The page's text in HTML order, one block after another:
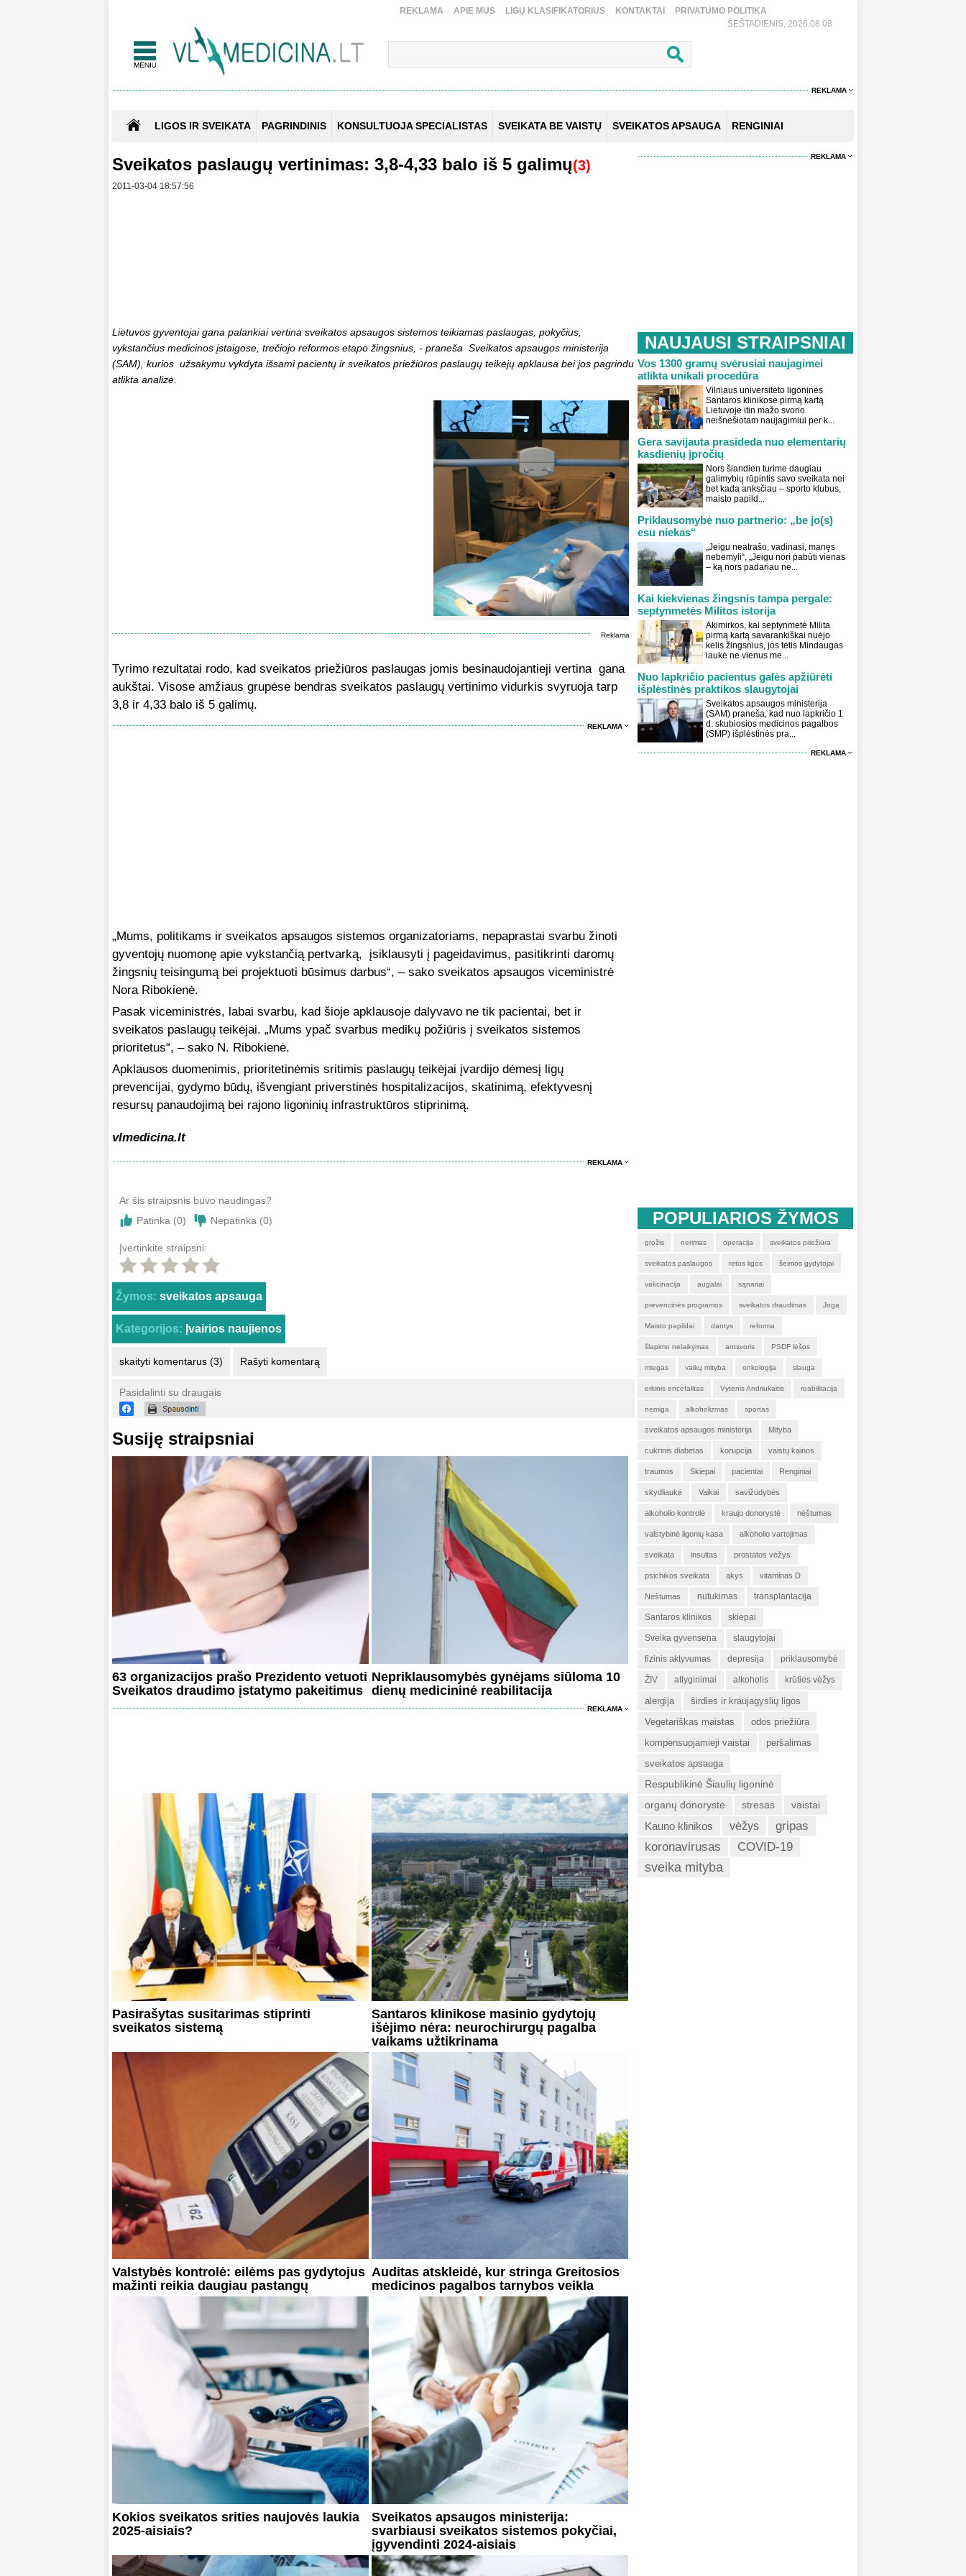
REKLAMA APIE MUS LIGŲ KLASIFIKATORIUS KONTAKTAI
PRIVATUMO POLITIKA
ŠEŠTADIENIS, 2026.08.08
REKLAMA
LIGOS IR SVEIKATA PAGRINDINIS KONSULTUOJA SPECIALISTAS SVEIKATA BE VAISTŲ SVEIKATOS APSAUGA RENGINIAI
Sveikatos paslaugų vertinimas: 3,8-4,33 balo iš 5 galimų(3)
2011-03-04 18:57:56
Lietuvos gyventojai gana palankiai vertina sveikatos apsaugos sistemos teikiamas paslaugas, pokyčius,
vykstančius medicinos įstaigose, trečiojo reformos etapo žingsnius, - praneša Sveikatos apsaugos ministerija
(SAM), kurios užsakymu vykdyta išsami pacientų ir sveikatos priežiūros paslaugų teikėjų apklausa bei jos pagrindu
atlikta analizė.
Reklama
Tyrimo rezultatai rodo, kad sveikatos priežiūros paslaugas jomis besinaudojantieji vertina gana
aukštai. Visose amžiaus grupėse bendras sveikatos paslaugų vertinimo vidurkis svyruoja tarp
3,8 ir 4,33 balo iš 5 galimų.
REKLAMA
„Mums, politikams ir sveikatos apsaugos sistemos organizatoriams, nepaprastai svarbu žinoti
gyventojų nuomonę apie vykstančią pertvarką, įsiklausyti į pageidavimus, pasitikrinti daromų
žingsnių teisingumą bei projektuoti būsimus darbus“, – sako sveikatos apsaugos viceministrė
Nora Ribokienė.
Pasak viceministrės, labai svarbu, kad šioje apklausoje dalyvavo ne tik pacientai, bet ir
sveikatos paslaugų teikėjai. „Mums ypač svarbus medikų požiūris į sveikatos sistemos
prioritetus“, – sako N. Ribokienė.
Apklausos duomenimis, prioritetinėmis sritimis paslaugų teikėjai įvardijo dėmesį ligų
prevencijai, gydymo būdų, išvengiant priverstinės hospitalizacijos, skatinimą, efektyvesnį
resursų panaudojimą bei rajono ligoninių infrastruktūros stiprinimą.
vlmedicina.lt
REKLAMA
Ar šis straipsnis buvo naudingas?
Patinka (0) Nepatinka (0)
Įvertinkite straipsni:
Žymos: sveikatos apsauga
Kategorijos: Įvairios naujienos
skaityti komentarus (3) Rašyti komentarą
Pasidalinti su draugais
Susiję straipsniai
63 organizacijos prašo Prezidento vetuoti
Sveikatos draudimo įstatymo pakeitimus
Nepriklausomybės gynėjams siūloma 10
dienų medicininė reabilitacija
REKLAMA
Pasirašytas susitarimas stiprinti
sveikatos sistemą
Santaros klinikose masinio gydytojų
išėjimo nėra: neurochirurgų pagalba
vaikams užtikrinama
Valstybės kontrolė: eilėms pas gydytojus
mažinti reikia daugiau pastangų
Auditas atskleidė, kur stringa Greitosios
medicinos pagalbos tarnybos veikla
Kokios sveikatos srities naujovės laukia
2025-aisiais?
Sveikatos apsaugos ministerija:
svarbiausi sveikatos sistemos pokyčiai,
įgyvendinti 2024-aisiais
REKLAMA
NAUJAUSI STRAIPSNIAI
Vos 1300 gramų svėrusiai naujagimei
atlikta unikali procedūra
Vilniaus universiteto ligoninės
Santaros klinikose pirmą kartą
Lietuvoje itin mažo svorio
neišnešiotam naujagimiui per k...
Gera savijauta prasideda nuo elementarių
kasdienių įpročių
Nors šiandien turime daugiau
galimybių rūpintis savo sveikata nei
bet kada anksčiau – sporto klubus,
maisto papild...
Priklausomybė nuo partnerio: „be jo(s)
esu niekas“
„Jeigu neatrašo, vadinasi, manęs
nebemyli“, „Jeigu nori pabūti vienas
– ką nors padariau ne...
Kai kiekvienas žingsnis tampa pergale:
septynmetės Militos istorija
Akimirkos, kai septynmetė Milita
pirmą kartą savarankiškai nuėjo
kelis žingsnius, jos tėtis Mindaugas
laukė ne vienus me...
Nuo lapkričio pacientus galės apžiūrėti
išplėstinės praktikos slaugytojai
Sveikatos apsaugos ministerija
(SAM) praneša, kad nuo lapkričio 1
d. skubiosios medicinos pagalbos
(SMP) išplėstinės pra...
REKLAMA
POPULIARIOS ŽYMOS
grožis nerimas operacija sveikatos priežiūra
sveikatos paslaugos retos ligos šeimos gydytojai
vakcinacija augalai sąnariai
prevencinės programos sveikatos draudimas Joga
Maisto papildai dantys reforma
šlapimo nelaikymas antsvoris PSDF lėšos
miegas vaikų mityba onkologija slauga
erkinis encefalitas Vytenis Andriukaitis reabilitacija
nemiga alkoholizmas sportas
sveikatos apsaugos ministerija Mityba
cukrinis diabetas korupcija vaistų kainos
traumos Skiepai pacientai Renginiai
skydliaukė Vaikai savižudybės
alkoholio kontrolė kraujo donorystė nėštumas
valstybinė ligonių kasa alkoholio vartojimas
sveikata insultas prostatos vėžys
psichikos sveikata akys vitaminas D
Nėštumas nutukimas transplantacija
Santaros klinikos skiepai
Sveika gyvensena slaugytojai
fizinis aktyvumas depresija priklausomybė
ŽIV atlyginimai alkoholis krūties vėžys
alergija
širdies ir kraujagyslių ligos
Vegetariškas maistas
odos priežiūra
kompensuojamieji vaistai
peršalimas
sveikatos apsauga
Respublikinė Šiaulių ligoninė
organų donorystė
stresas vaistai
Kauno klinikos vėžys
gripas
koronavirusas
COVID-19
sveika mityba